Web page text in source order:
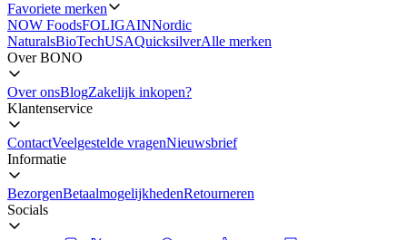
Favoriete merken
NOW FoodsFOLIGAINNordic
NaturalsBioTechUSAQuicksilverAlle merken
Over BONO
Over onsBlogZakelijk inkopen?
Klantenservice
ContactVeelgestelde vragenNieuwsbrief
Informatie
BezorgenBetaalmogelijkhedenRetourneren
Socials